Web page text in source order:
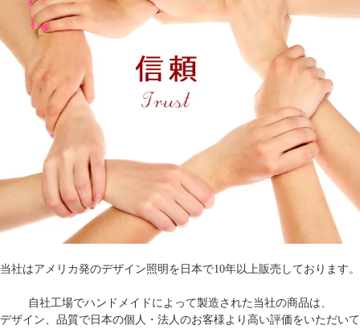
当社はアメリカ発のデザイン照明を日本で10年以上販売しております。
自社工場でハンドメイドによって製造された当社の商品は、
デザイン、品質で日本の個人・法人のお客様より高い評価をいただいて